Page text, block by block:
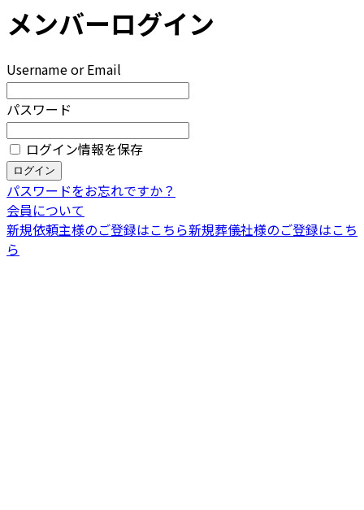
メンバーログイン
Username or Email
パスワード
ログイン情報を保存
パスワードをお忘れですか？
会員について
新規依頼主様のご登録はこちら新規葬儀社様のご登録はこち
ら